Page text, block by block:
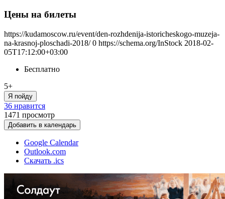
Цены на билеты
https://kudamoscow.ru/event/den-rozhdenija-istoricheskogo-muzeja-
na-krasnoj-ploschadi-2018/ 0 https://schema.org/InStock 2018-02-
05T17:12:00+03:00
Бесплатно
5+
Я пойду
36 нравится
1471 просмотр
Добавить в календарь
Google Calendar
Outlook.com
Скачать .ics